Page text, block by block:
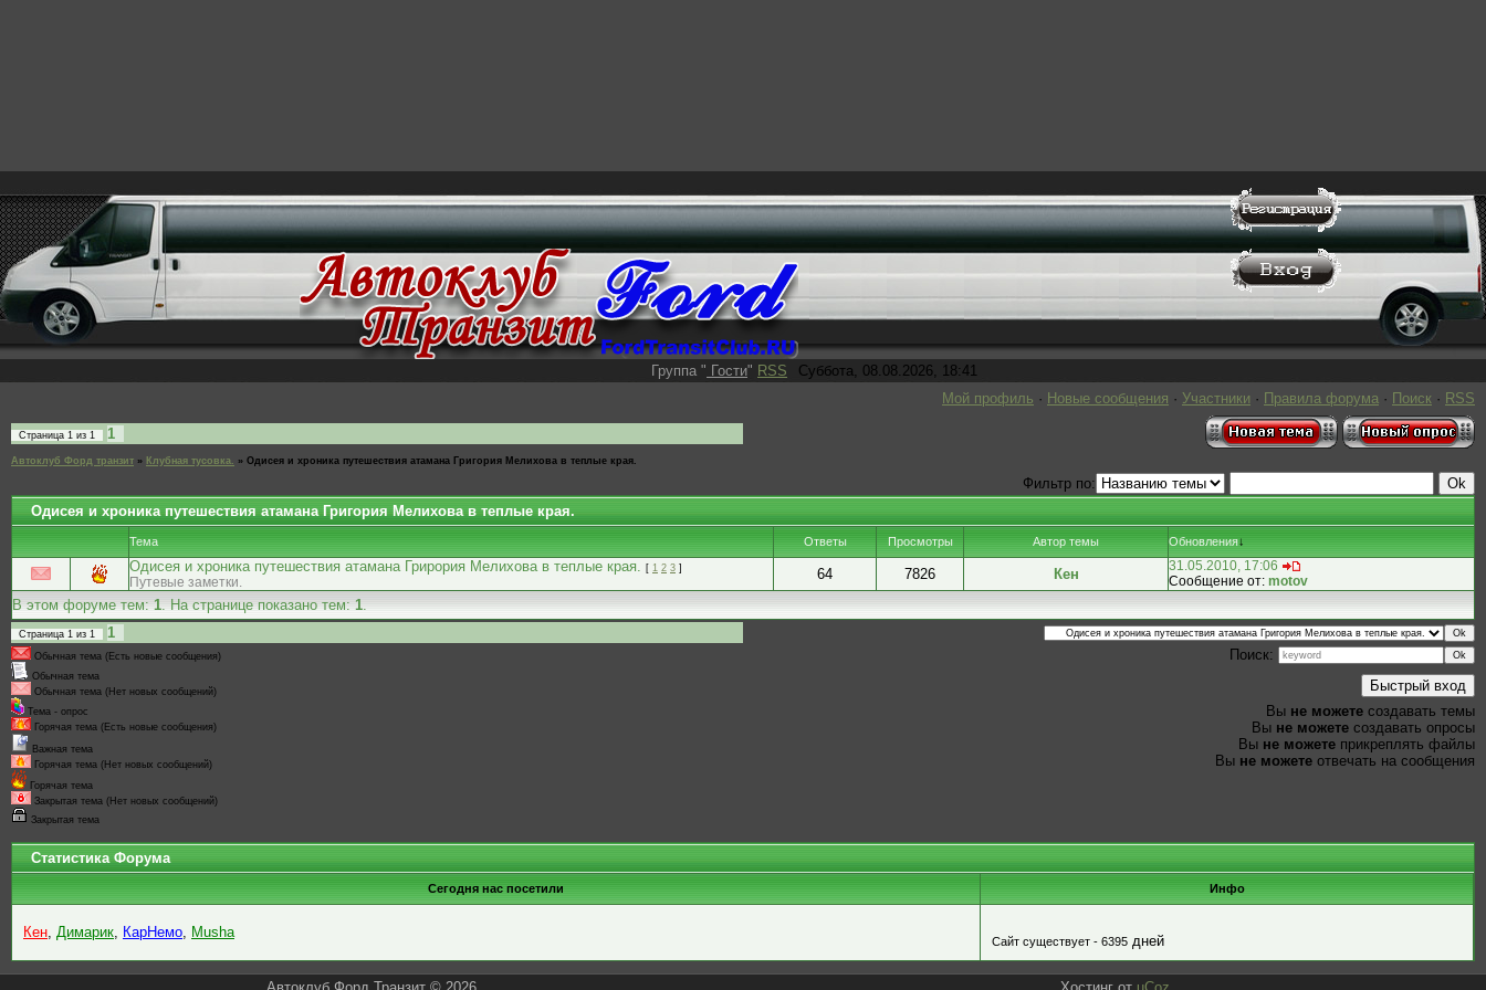
Группа " Гости" RSS
Суббота, 08.08.2026, 18:41
Мой профиль · Новые сообщения · Участники · Правила форума · Поиск · RSS
Страница 1 из 1 1
Автоклуб Форд транзит » Клубная тусовка. » Одисея и хроника путешествия атамана Григория Мелихова в теплые края.
Фильтр по:
Одисея и хроника путешествия атамана Григория Мелихова в теплые края.
Тема Ответы Просмотры Автор темы Обновления↓
Одисея и хроника путешествия атамана Грирория Мелихова в теплые края. [ 1 2 3 ]
Путевые заметки. 64 7826 Кен
31.05.2010, 17:06
Сообщение от: motov
В этом форуме тем:1. На странице показано тем:1.
Страница 1 из 1 1
Обычная тема (Есть новые сообщения)
Обычная тема
Обычная тема (Нет новых сообщений)
Тема - опрос
Горячая тема (Есть новые сообщения)
Важная тема
Горячая тема (Нет новых сообщений)
Горячая тема
Закрытая тема (Нет новых сообщений)
Закрытая тема
Поиск:
Вы не можете создавать темы
Вы не можете создавать опросы
Вы не можете прикреплять файлы
Вы не можете отвечать на сообщения
Статистика Форума
Сегодня нас посетили Инфо
Кен, Димарик, КарНемо, Musha
Сайт существует - 6395 дней